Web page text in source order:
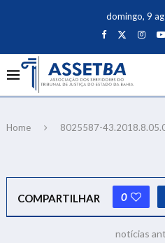
domingo, 9
Home 8025587-
COMPARTILHAR 0
notícias